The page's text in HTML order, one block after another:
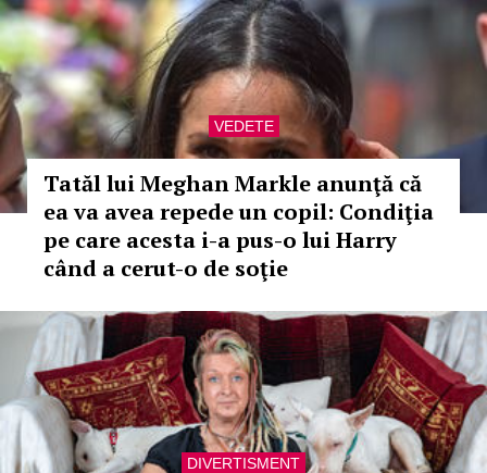
VEDETE
Tatăl lui Meghan Markle anunţă că
ea va avea repede un copil: Condiţia
pe care acesta i-a pus-o lui Harry
când a cerut-o de soţie
DIVERTISMENT